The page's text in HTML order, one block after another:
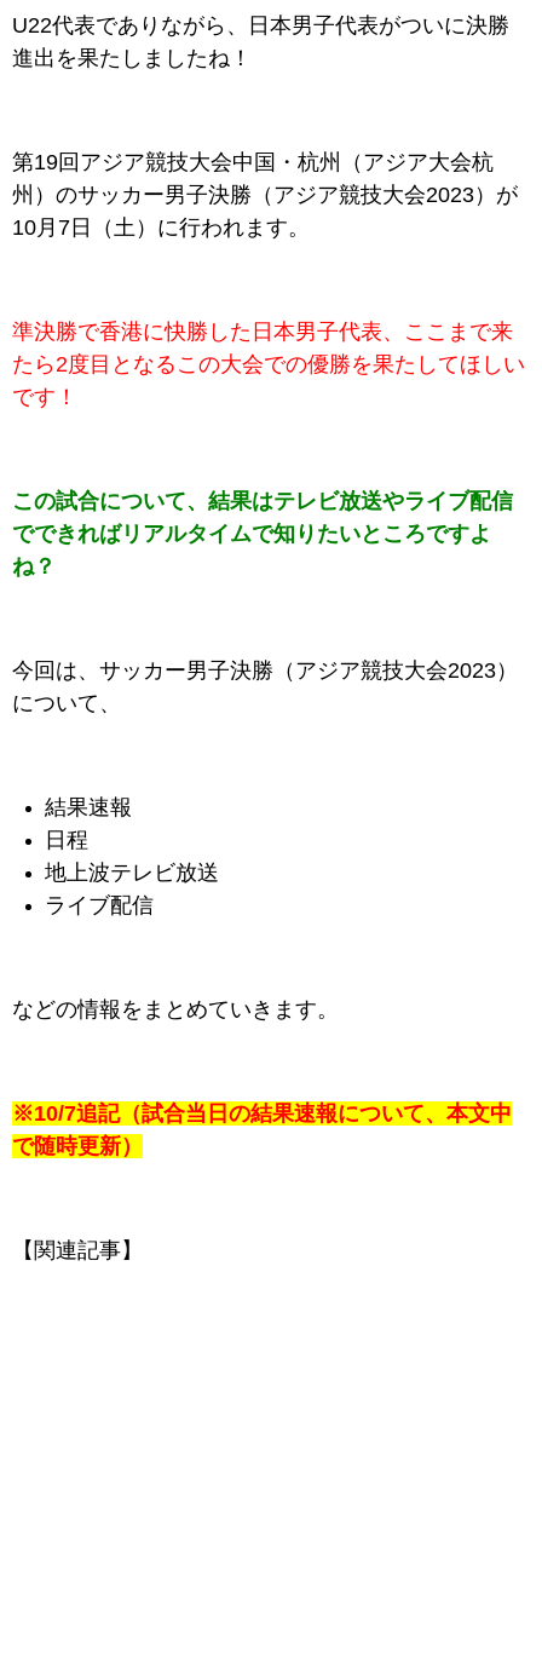
U22代表でありながら、日本男子代表がついに決勝
進出を果たしましたね！
第19回アジア競技大会中国・杭州（アジア大会杭
州）のサッカー男子決勝 （アジア競技大会2023） が
10月7日（土）に行われます。
準決勝で香港に快勝した日本男子代表、ここまで来
たら2度目となるこの大会での優勝を果たしてほしい
です！
この試合について、結果はテレビ放送やライブ配信
でできればリアルタイムで知りたいところですよ
ね？
今回は、サッカー男子決勝 （アジア競技大会2023）
について、
結果速報
日程
地上波テレビ放送
ライブ配信
などの情報をまとめていきます。
※10/7追記（試合当日の結果速報について、本文中
で随時更新）
【関連記事】